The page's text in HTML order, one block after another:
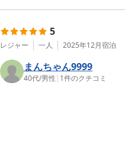
5
レジャー 一人 2025年12月宿泊
まんちゃん9999
40代/男性 | 1件のクチコミ